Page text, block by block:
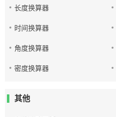
长度换算器
时间换算器
角度换算器
密度换算器
其他